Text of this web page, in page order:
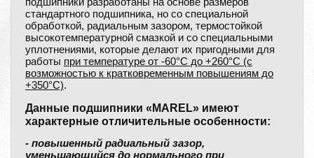
стандартного подшипника, но со специальной
обработкой, радиальным зазором, термостойкой
высокотемпературной смазкой и со специальными
уплотнениями, которые делают их пригодными для
работы при температуре от -60°С до +260°С (с
возможностью к кратковременным повышениям до
+350°С).
Данные подшипники «MAREL» имеют
характерные отличительные особенности:
- повышенный радиальный зазор,
уменьшающийся до нормального при